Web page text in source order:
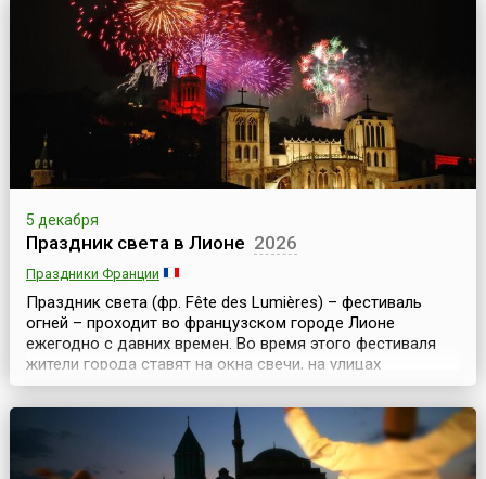
Кубинского Института Искусств и Кинематографии и
считается важнейшим кинофестивалем всего
испаноговорящего мира. Вышеупомянутый Институт
спонсирует также присуждение ...
5 декабря
Праздник света в Лионе 2026
Праздники Франции
Праздник света (фр. Fête des Lumières) – фестиваль
огней – проходит во французском городе Лионе
ежегодно с давних времен. Во время этого фестиваля
жители города ставят на окна свечи, на улицах
загораются тысячи ламп, фонарей и
светильников.Истоки праздника уходят к середине 17
века, когда в Европе бушевала эпидемия чумы.
Городские советники Лиона решили обратиться к Деве
Марии с просьбой о зас...